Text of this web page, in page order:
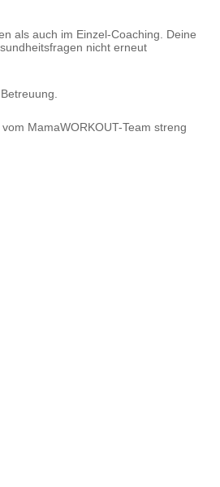
als auch im Einzel-Coaching. Deine
nicht erneut
MamaWORKOUT-Team streng